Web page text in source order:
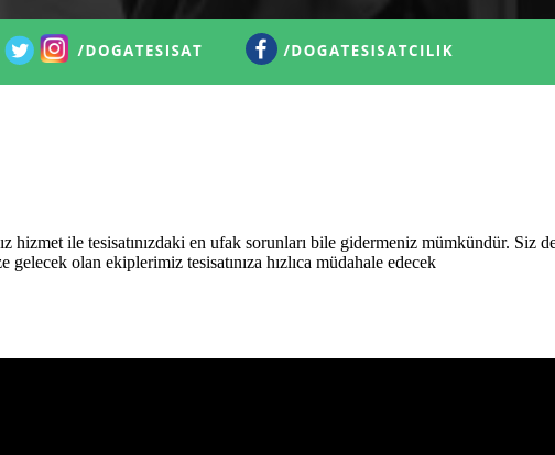
hizmet ile tesisatınızdaki en ufak sorunları bile gidermeniz mümkündür. Siz
olan ekiplerimiz tesisatınıza hızlıca müdahale edecek